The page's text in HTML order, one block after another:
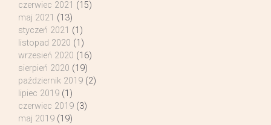
czerwiec 2021 (15)
maj 2021 (13)
styczeń 2021 (1)
listopad 2020 (1)
wrzesień 2020 (16)
sierpień 2020 (19)
październik 2019 (2)
lipiec 2019 (1)
czerwiec 2019 (3)
maj 2019 (19)